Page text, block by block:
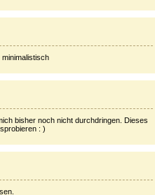
bisher noch nicht durchdringen. Dieses
: )